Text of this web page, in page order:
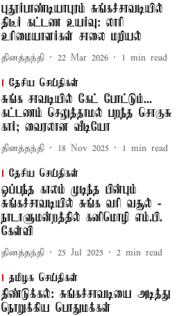
புதூர்பாண்டியாபுரம் சுங்கச்சாவடியில்
திடீர் கட்டண உயர்வு: லாரி
உரிமையாளர்கள் சாலை மறியல்
தினத்தந்தி 22 Mar 2026 1 min read
தேசிய செய்திகள்
சுங்க சாவடியில் கேட் போட்டும்...
கட்டணம் செலுத்தாமல் பறந்த சொகுசு
கார்; வைரலான வீடியோ
தினத்தந்தி 18 Nov 2025 1 min read
தேசிய செய்திகள்
ஒப்பந்த காலம் முடிந்த பின்பும்
சுங்கச்சாவடியில் சுங்க வரி வசூல் -
நாடாளுமன்றத்தில் கனிமொழி எம்.பி.
கேள்வி
தினத்தந்தி 25 Jul 2025 2 min read
தமிழக செய்திகள்
திண்டுக்கல்: சுங்கச்சாவடியை அடித்து
நொறுக்கிய பொதுமக்கள்